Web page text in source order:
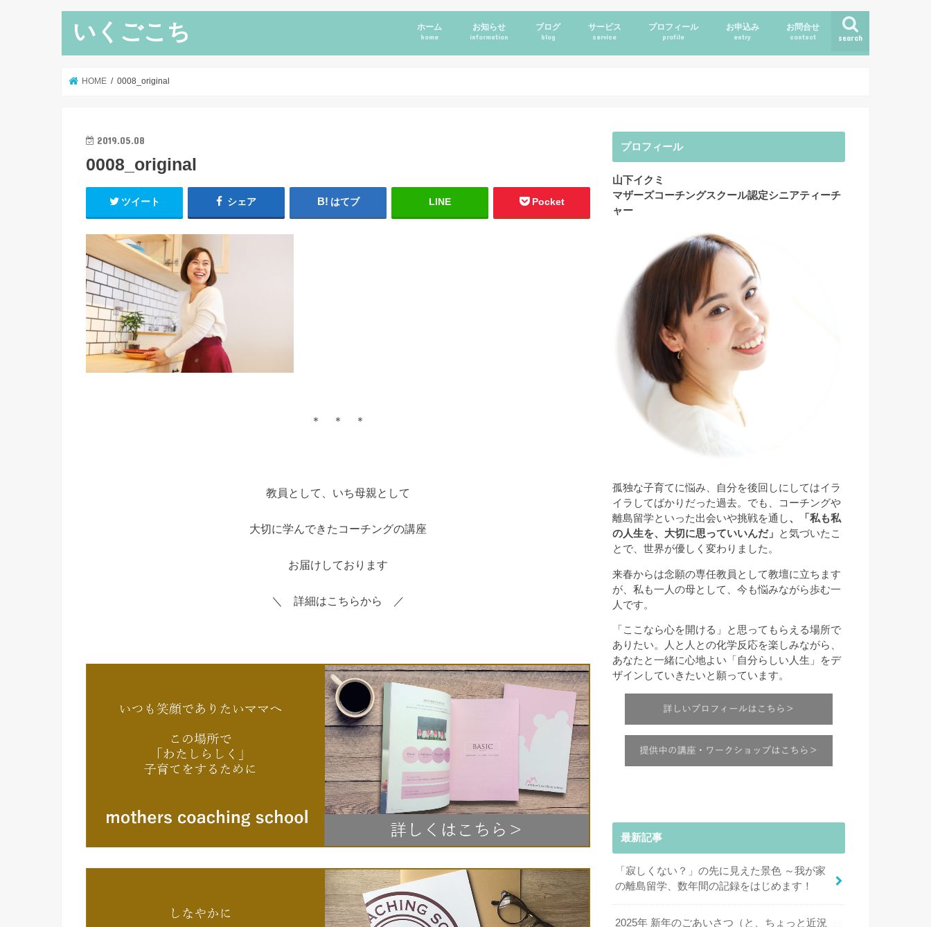
いくごこち search
ホーム
home
お知らせ
information
ブログ
blog
サービス
service
プロフィール
profile
お申込み
entry
お問合せ
contact
HOME 0008_original
2019.05.08
0008_original
ツイート シェア はてブ LINE Pocket
＊ ＊ ＊
教員として、いち母親として
大切に学んできたコーチングの講座
お届けしております
＼ 詳細はこちらから ／
プロフィール
山下イクミ
マザーズコーチングスクール認定シニアティーチ
ャー
孤独な子育てに悩み、自分を後回しにしてはイラ
イラしてばかりだった過去。でも、コーチングや
離島留学といった出会いや挑戦を通し、「私も私
の人生を、大切に思っていいんだ」
と気づいたこ
とで、世界が優しく変わりました。
来春からは念願の専任教員として教壇に立ちます
が、私も一人の母として、今も悩みながら歩む一
人です。
「ここなら心を開ける」と思ってもらえる場所で
ありたい。人と人との化学反応を楽しみながら、
あなたと一緒に心地よい「自分らしい人生」をデ
ザインしていきたいと願っています。
最新記事
「寂しくない？」の先に見えた景色 ～我が家
の離島留学、数年間の記録をはじめます！
2025年 新年のごあいさつ（と、ちょっと近況